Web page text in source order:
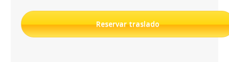
Reservar traslado